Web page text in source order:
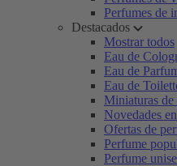
Perfumes de
Destacados
Mostrar todos
Eau de
Eau de
Eau de
Miniaturas de
Novedades
Ofertas de
Perfume
Perfume